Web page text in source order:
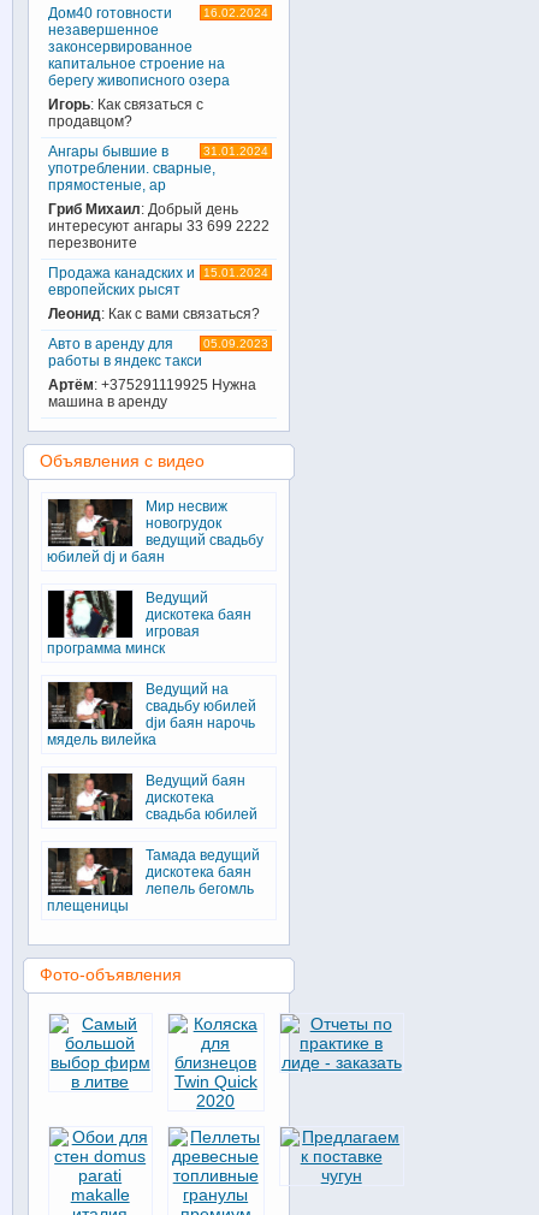
16.02.2024
Дом40 готовности
незавершенное
законсервированное
капитальное строение на
берегу живописного озера
Игорь: Как связаться с
продавцом?
31.01.2024
Ангары бывшие в
употреблении. сварные,
прямостеные, ар
Гриб Михаил: Добрый день
интересуют ангары 33 699 2222
перезвоните
15.01.2024
Продажа канадских и
европейских рысят
Леонид: Как с вами связаться?
05.09.2023
Авто в аренду для
работы в яндекс такси
Артём: +375291119925 Нужна
машина в аренду
Объявления с видео
Мир несвиж
новогрудок
ведущий свадьбу
юбилей dj и баян
Ведущий
дискотека баян
игровая
программа минск
Ведущий на
свадьбу юбилей
djи баян нарочь
мядель вилейка
Ведущий баян
дискотека
свадьба юбилей
Тамада ведущий
дискотека баян
лепель бегомль
плещеницы
Фото-объявления